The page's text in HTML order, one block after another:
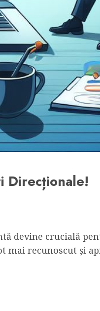
Direcționale!
devine crucială
mai recunoscut și